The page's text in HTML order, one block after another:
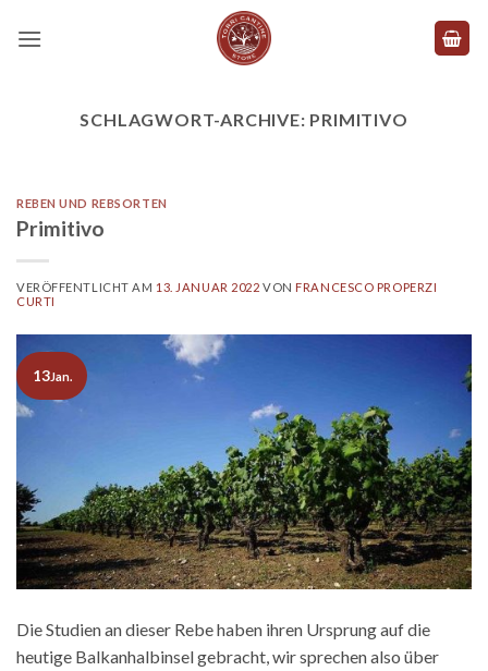
Inhalt
SCHLAGWORT-ARCHIVE: PRIMITIVO
REBEN UND REBSORTEN
Primitivo
VERÖFFENTLICHT AM 13. JANUAR 2022 VONFRANCESCO PROPERZI
CURTI
13Jan.
Die Studien an dieser Rebe haben ihren Ursprung auf die
heutige Balkanhalbinsel gebracht, wir sprechen also über